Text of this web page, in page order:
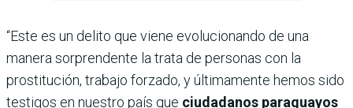
“Este es un delito que viene evolucionando de una
manera sorprendente la trata de personas con la
prostitución, trabajo forzado, y últimamente hemos sido
testigos en nuestro país que ciudadanos paraguayos